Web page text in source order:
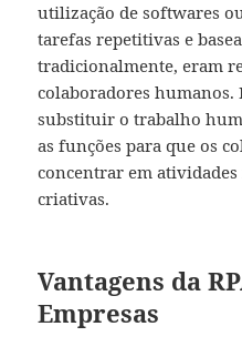
utilização de softwares
tarefas repetitivas e
tradicionalmente, eram
colaboradores humanos.
substituir o trabalho
as funções para que os
concentrar em atividades
criativas.
Vantagens da
Empresas